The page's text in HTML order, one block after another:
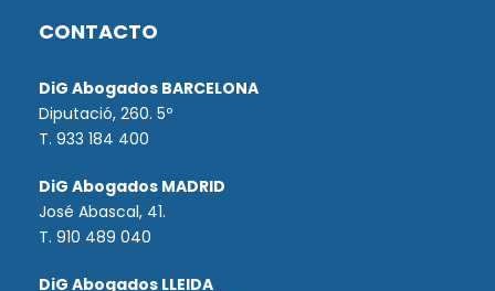
CONTACTO
DiG Abogados BARCELONA
Diputació, 260. 5º
T. 933 184 400
DiG Abogados MADRID
José Abascal, 41.
T. 910 489 040
DiG Abogados LLEIDA